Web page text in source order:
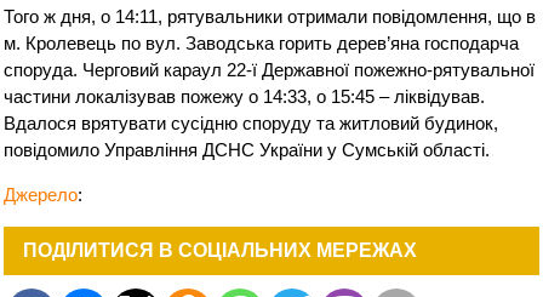
Того ж дня, о 14:11, рятувальники отримали повідомлення, що в
м. Кролевець по вул. Заводська горить дерев’яна господарча
споруда. Черговий караул 22-ї Державної пожежно-рятувальної
частини локалізував пожежу о 14:33, о 15:45 – ліквідував.
Вдалося врятувати сусідню споруду та житловий будинок,
повідомило Управління ДСНС України у Сумській області.
Джерело:
ПОДІЛИТИСЯ В СОЦІАЛЬНИХ МЕРЕЖАХ